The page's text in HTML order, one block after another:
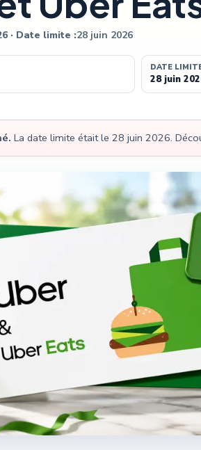
· Date limite :28 juin 2026
DATE
28 juin
La date limite était le 28 juin 2026.